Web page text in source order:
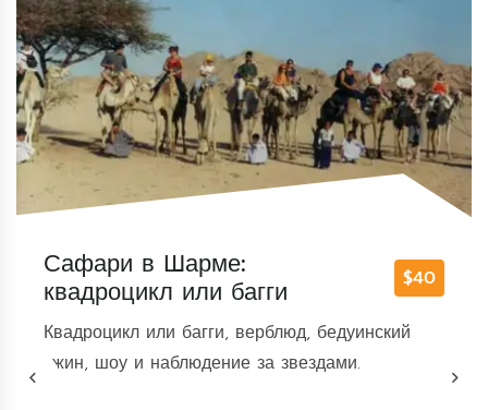
Шарме:
или багги
багги, верблюд, бедуинский
за звездами.
Сафари
Марса-